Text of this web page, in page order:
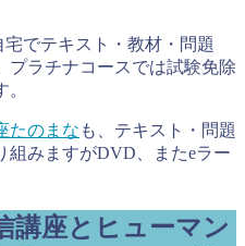
宅でテキスト・教材・問題
プラチナコースでは試験免除
たのまな も、テキスト・問題
組みますがDVD、またeラー
講座とヒューマン